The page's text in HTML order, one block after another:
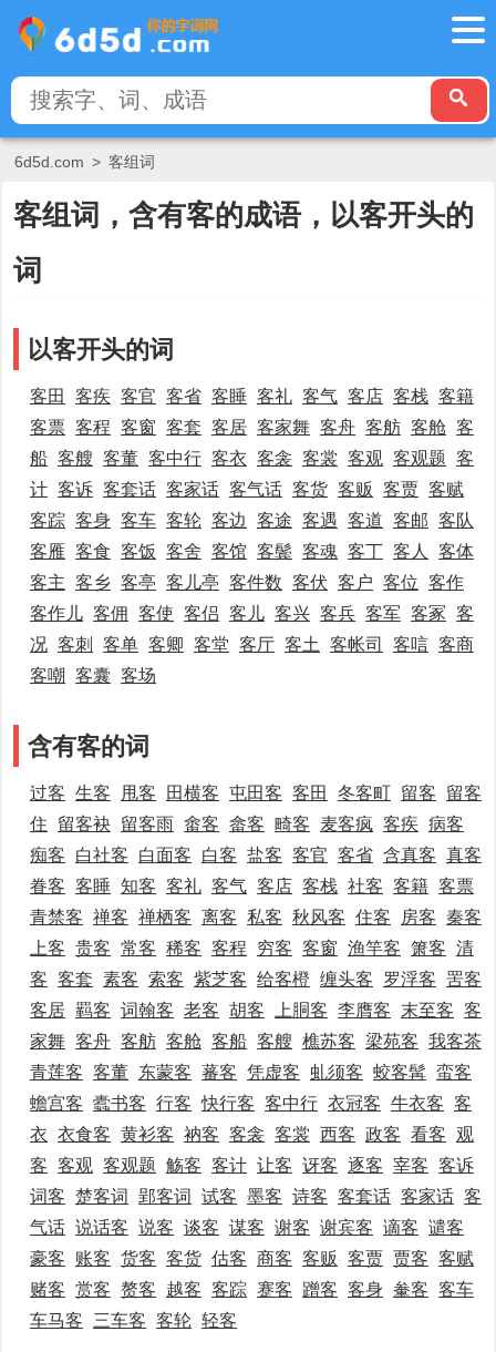
6d5d.com > 客组词
客组词，含有客的成语，以客开头的
词
以客开头的词
客田 客疾 客官 客省 客睡 客礼 客气 客店 客栈 客籍
客票 客程 客窗 客套 客居 客家舞 客舟 客舫 客舱 客
船 客艘 客董 客中行 客衣 客衾 客裳 客观 客观题 客
计 客诉 客套话 客家话 客气话 客货 客贩 客贾 客赋
客踪 客身 客车 客轮 客边 客途 客遇 客道 客邮 客队
客雁 客食 客饭 客舍 客馆 客鬓 客魂 客丁 客人
客体
客主 客乡 客亭 客儿亭 客件数 客伏 客户 客位 客作
客作儿 客佣 客使 客侣 客儿 客兴 客兵 客军 客冢 客
况 客刺 客单 客卿 客堂 客厅 客土 客帐司 客唁 客商
客嘲
客囊 客场
含有客的词
过客 生客 甩客 田横客 屯田客 客田 冬客町 留客
留客
住
留客袂 留客雨 畬客 畲客 畸客 麦客疯 客疾 病客
痴客
白社客 白面客 白客 盐客 客官 客省 含真客 真客
眷客 客睡 知客 客礼 客气 客店 客栈 社客 客籍 客票
青禁客 禅客 禅栖客 离客 私客 秋风客 住客 房客
秦客
上客 贵客 常客 稀客 客程 穷客 客窗 渔竿客 箫客 清
客 客套 素客 索客 紫芝客 给客橙 缠头客 罗浮客 罟客
客居 羁客 词翰客 老客 胡客 上胴客 李膺客 末至客 客
家舞 客舟 客舫 客舱 客船 客艘 樵苏客 梁苑客 我客茶
青莲客 客董 东蒙客 蕃客 凭虚客 虬须客 蛟客髯 蛮客
蟾宫客 蠹书客 行客 快行客 客中行 衣冠客 牛衣客 客
衣 衣食客 黄衫客 衲客 客衾 客裳 西客 政客 看客 观
客 客观 客观题 觞客 客计 让客 讶客 逐客 宰客 客诉
词客 楚客词 郢客词 试客 墨客 诗客 客套话 客家话 客
气话 说话客 说客 谈客 谋客 谢客 谢宾客 谪客 谴客
豪客
账客 货客 客货 估客 商客 客贩 客贾 贾客 客赋
赌客 赏客 赘客 越客 客踪 蹇客 蹭客 客身 軬客 客车
车马客
三车客 客轮 轻客